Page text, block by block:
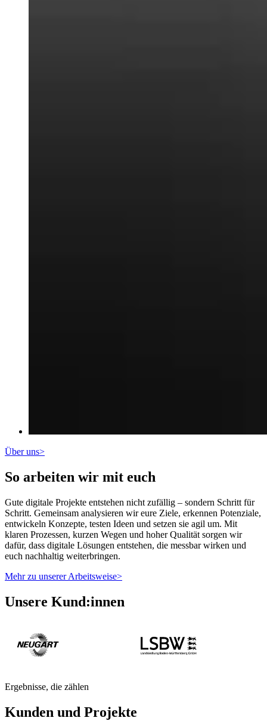
Über uns>
So arbeiten wir mit euch
Gute digitale Projekte entstehen nicht zufällig – sondern Schritt für
Schritt. Gemeinsam analysieren wir eure Ziele, erkennen Potenziale,
entwickeln Konzepte, testen Ideen und setzen sie agil um. Mit
klaren Prozessen, kurzen Wegen und hoher Qualität sorgen wir
dafür, dass digitale Lösungen entstehen, die messbar wirken und
euch nachhaltig weiterbringen.
Mehr zu unserer Arbeitsweise>
Unsere Kund:innen
Ergebnisse, die zählen
Kunden und Projekte